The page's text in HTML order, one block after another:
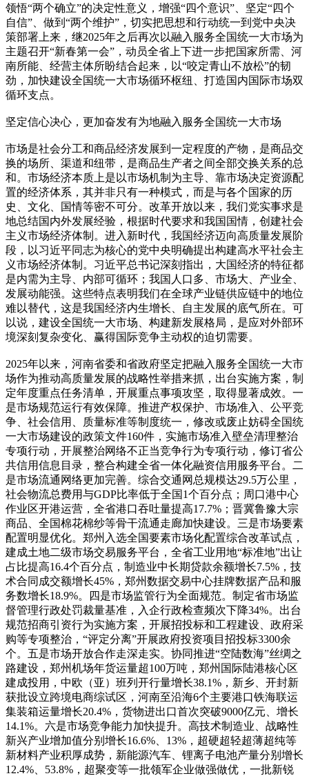
领悟“两个确立”的决定性意义，增强“四个意识”、坚定“四个
自信”、做到“两个维护”，切实把思想和行动统一到党中央决
策部署上来，继2025年之后再次以融入服务全国统一大市场为
主题召开“新春第一会”，动员全省上下进一步把国家所需、河
南所能、经营主体所盼结合起来，以“咬定青山不放松”的韧
劲，加快建设全国统一大市场循环枢纽、打造国内国际市场双
循环支点。
坚定信心决心，更加奋发有为地融入服务全国统一大市场
市场是社会分工和商品经济发展到一定程度的产物，是商品交
换的场所、渠道和纽带，是商品生产者之间全部交换关系的总
和。市场经济本质上是以市场机制为主导、靠市场决定资源配
置的经济体系，其并非只有一种模式，而是与各个国家的历
史、文化、国情等密不可分。改革开放以来，我们党实事求是
地总结国内外发展经验，根据时代要求和我国国情，创建社会
主义市场经济体制。进入新时代，我国经济迈向高质量发展阶
段，以习近平同志为核心的党中央明确提出构建高水平社会主
义市场经济体制。习近平总书记深刻指出，大国经济的特征都
是内需为主导、内部可循环；我国人口多、市场大、产业全、
发展动能强。这些特点表明我们在全球产业链供应链中的地位
难以替代，这是我国经济内生增长、自主发展的底气所在。可
以说，建设全国统一大市场、构建新发展格局，是应对外部环
境深刻复杂变化、赢得国际竞争主动权的迫切需要。
2025年以来，河南省委和省政府坚定把融入服务全国统一大市
场作为推动高质量发展的战略性举措来抓，出台实施方案，制
定年度重点任务清单，开展重点事项攻坚，取得显著成效。一
是市场规范运行有效保障。推进产权保护、市场准入、公平竞
争、社会信用、质量标准等制度统一，修改或废止妨碍全国统
一大市场建设的政策文件160件，实施市场准入壁垒清理整治
专项行动，开展整治网络不正当竞争行为专项行动，修订省公
共信用信息目录，整合构建全省一体化融资信用服务平台。二
是市场流通网络更加完善。综合交通网总规模达29.5万公里，
社会物流总费用与GDP比率低于全国1个百分点；周口港中心
作业区开港运营，全省港口吞吐量提高17.7%；晋冀鲁豫大宗
商品、全国棉花棉纱等骨干流通走廊加快建设。三是市场要素
配置明显优化。郑州入选全国要素市场化配置综合改革试点，
建成土地二级市场交易服务平台，全省工业用地“标准地”出让
占比提高16.4个百分点，制造业中长期贷款余额增长7.5%，技
术合同成交额增长45%，郑州数据交易中心挂牌数据产品和服
务数增长18.9%。四是市场监管行为全面规范。制定省市场监
督管理行政处罚裁量基准，入企行政检查频次下降34%。出台
规范招商引资行为实施方案，开展招投标和工程建设、政府采
购等专项整治，“评定分离”开展政府投资项目招投标3300余
个。五是市场开放合作走深走实。协同推进“空陆数海”丝绸之
路建设，郑州机场年货运量超100万吨，郑州国际陆港核心区
建成投用，中欧（亚）班列开行量增长38.1%，新乡、开封新
获批设立跨境电商综试区，河南至沿海6个主要港口铁海联运
集装箱运量增长20.4%，货物进出口首次突破9000亿元、增长
14.1%。六是市场竞争能力加快提升。高技术制造业、战略性
新兴产业增加值分别增长16.6%、13%，超硬超轻超薄超纯等
新材料产业积厚成势，新能源汽车、锂离子电池产量分别增长
12.4%、53.8%，超聚变等一批领军企业做强做优，一批新锐